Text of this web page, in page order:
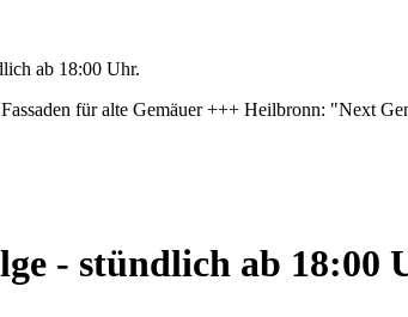
ab 18:00 Uhr.
für alte Gemäuer +++ Heilbronn: "Next
- stündlich ab 18:00